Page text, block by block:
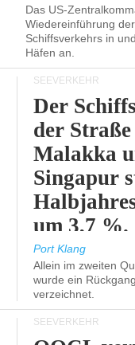
Das US-
Wiedereinführung
Schiffsverkehrs in
Häfen an.
SEEVERKEHR
Der
der
Malakka
Singapur
um 3,7 %.
Port Klang
Allein im zweiten
wurde ein
verzeichnet.
SEEVERKEHR